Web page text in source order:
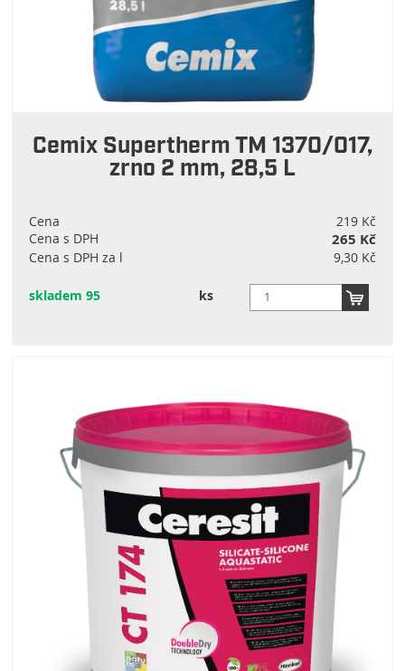
Cemix Supertherm TM 1370/017,
zrno 2 mm, 28,5 L
Cena
219 Kč
Cena s DPH
265 Kč
Cena s DPH za l 9,30 Kč
skladem 95 ks